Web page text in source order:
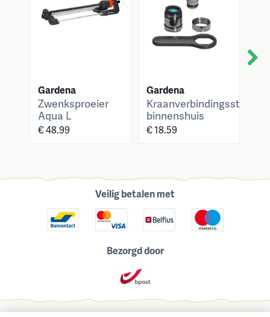
Gardena
Zwenksproeier
Aqua L
€ 48.99
Gardena
Kraanverbindingsstuk
binnenshuis
€ 18.59
Veilig betalen met
Bezorgd door